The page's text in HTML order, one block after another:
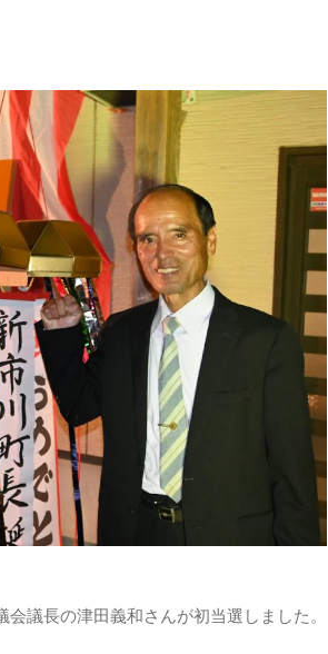
議長の津田義和さんが初当選しました。